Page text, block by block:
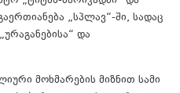
„სპლავ“-ში, სადაც
და
მოხმარების მიზნით სამი